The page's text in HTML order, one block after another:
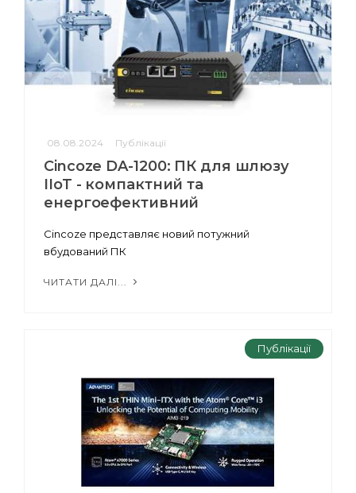
08.08.2024 Публікації
Cincoze DA-1200: ПК для шлюзу
IIoT - компактний та
енергоефективний
Cincoze представляє новий потужний
вбудований ПК
ЧИТАТИ ДАЛІ...
Публікації